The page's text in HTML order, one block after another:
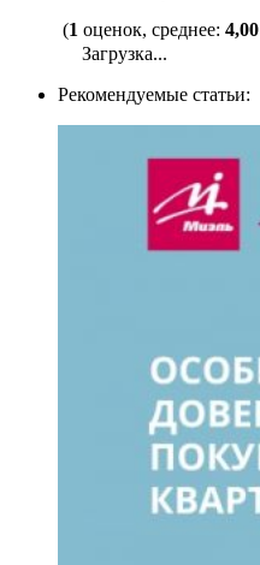
(1 оценок, среднее: 4,00
Загрузка...
Рекомендуемые статьи: